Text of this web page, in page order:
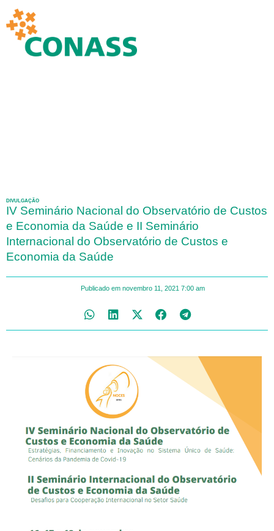
DIVULGAÇÃO
IV Seminário Nacional do Observatório de Custos
e Economia da Saúde e II Seminário
Internacional do Observatório de Custos e
Economia da Saúde
Publicado em novembro 11, 2021 7:00 am